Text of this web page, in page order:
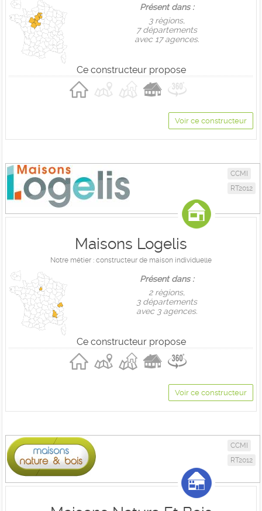
Présent dans :
3 règions,
7 départements
avec 17 agences.
Ce constructeur propose
Voir ce constructeur
CCMI
RT2012
Maisons Logelis
Notre métier : constructeur de maison individuelle
Présent dans :
2 règions,
3 départements
avec 3 agences.
Ce constructeur propose
Voir ce constructeur
CCMI
RT2012